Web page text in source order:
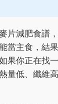
片減肥食譜
當主食，結
果你正在找
量低、纖維